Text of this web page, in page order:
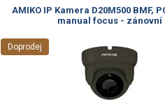
AMIKO IP Kamera D20M500 BMF,
manual focus - zánovní
Doprodej